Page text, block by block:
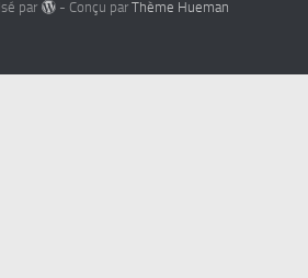
par - Conçu par Thème Hueman